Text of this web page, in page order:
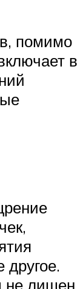
помимо
в
другое.
не лишен